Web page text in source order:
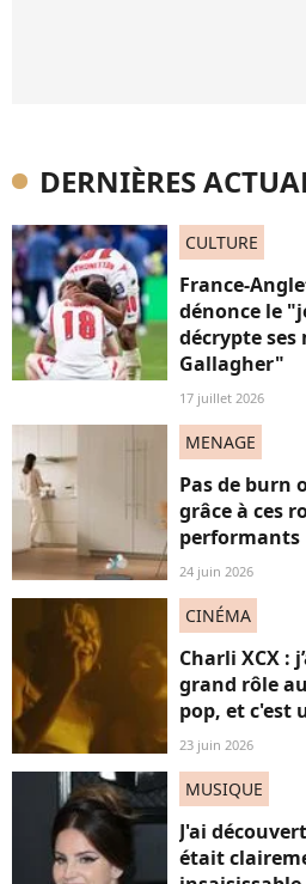
DERNIÈRES
CULTURE
France-
dénonce le
décrypte
Gallagher"
17 juillet 2026
MENAGE
Pas de burn
grâce à ces
performants
24 juin 2026
CINÉMA
Charli XCX :
grand rôle
pop, et c'est
23 juin 2026
MUSIQUE
J'ai
était